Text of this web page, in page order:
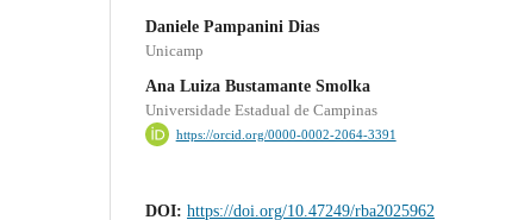
Daniele Pampanini Dias
Unicamp
Ana Luiza Bustamante Smolka
Universidade Estadual de Campinas
https://orcid.org/0000-0002-2064-3391
DOI: https://doi.org/10.47249/rba2025962